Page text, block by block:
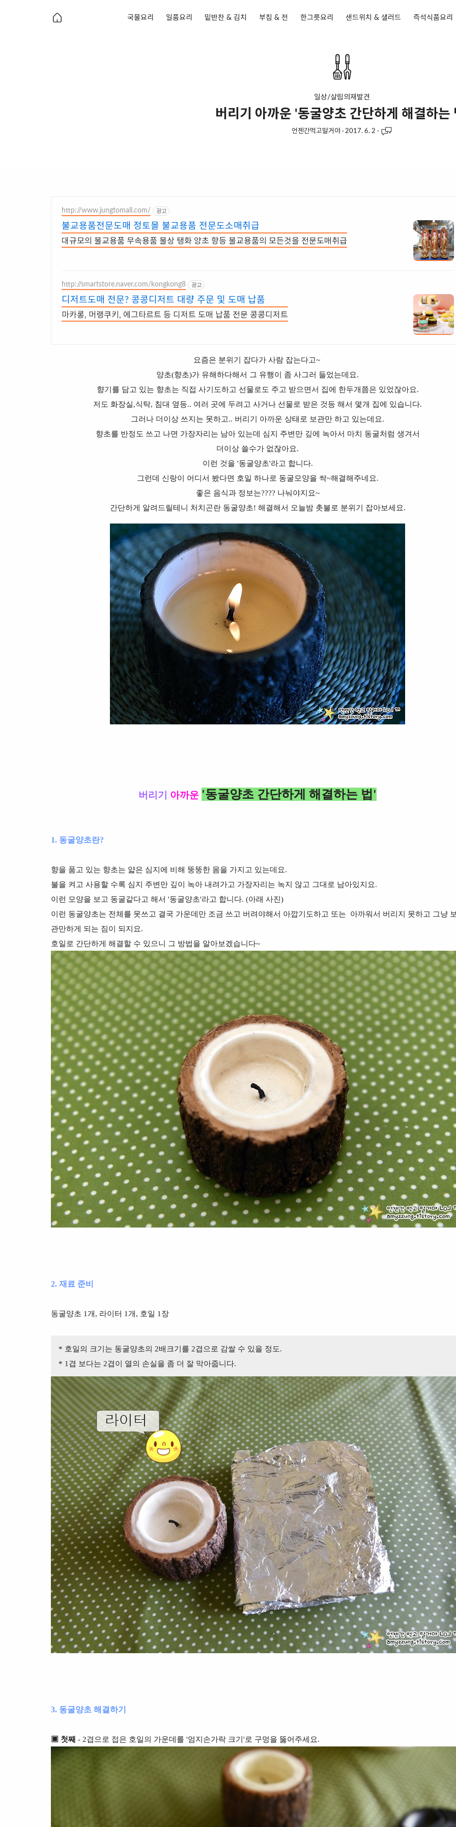
국물요리 일품요리 밑반찬 & 김치 부침 & 전 한그릇요리 샌드위치 & 샐러드 즉석식품요리
일상/살림의재발견
버리기 아까운 '동굴양초 간단하게 해결하는
언젠간먹고말거야· 2017. 6. 2 ·
http://www.jungtomall.com/ 광고
불교용품전문도매 정토몰 불교용품 전문도소매취급
대규모의 불교용품 무속용품 불상 탱화 양초 향등 불교용품의 모든것을 전문도매취급
http://smartstore.naver.com/kongkong8 광고
디저트도매 전문? 콩콩디저트 대량 주문 및 도매 납품
마카롱, 머랭쿠키, 에그타르트 등 디저트 도매 납품 전문 콩콩디저트
요즘은 분위기 잡다가 사람 잡는다고~
양초(향초)가 유해하다해서 그 유행이 좀 사그러 들었는데요.
향기를 담고 있는 향초는 직접 사기도하고 선물로도 주고 받으면서 집에 한두개쯤은 있었잖아요.
저도 화장실,식탁, 침대 옆등.. 여러 곳에 두려고 사거나 선물로 받은 것등 해서 몇개 집에 있습니다.
그러나 더이상 쓰지는 못하고.. 버리기 아까운 상태로 보관만 하고 있는데요.
향초를 반정도 쓰고 나면 가장자리는 남아 있는데 심지 주변만 깊에 녹아서 마치
동굴처럼 생겨서
더이상 쓸수가 없잖아요.
이런 것을 '동굴양초'라고 합니다.
그런데 신랑이 어디서 봤다면 호일 하나로 동굴모양을 싹~해결해주네요.
좋은 음식과 정보는???? 나눠야지요~
간단하게 알려드릴테니 처치곤란 동굴양초! 해결해서 오늘밤 촛불로 분위기 잡아보세요.
버리기 아까운 '동굴양초 간단하게 해결하는 법'
1. 동굴양초란?
향을 품고 있는 향초는 얇은 심지에 비해 뚱뚱한 몸을 가지고 있는데요.
불을 켜고 사용할 수록 심지 주변만 깊이 녹아 내려가고 가장자리는 녹지 않고 그대로 남아있지요.
이런 모양을 보고 동굴같다고 해서 '동굴양초'라고 합니다. (아래 사진)
이런 동굴양초는 전체를 못쓰고 결국 가운데만 조금 쓰고 버려야해서 아깝기도하고 또는 아까워서 버리지 못하고 그냥
관만하게 되는 짐이 되지요.
호일로 간단하게 해결할 수 있으니 그 방법을 알아보겠습니다~
2. 재료 준비
동굴양초 1개, 라이터 1개, 호일 1장
* 호일의 크기는 동굴양초의 2배크기를 2겹으로 감쌀 수 있을 정도.
* 1겹 보다는 2겹이 열의 손실을 좀 더 잘 막아줍니다.
3. 동굴양초 해결하기
▣ 첫째 - 2겹으로 접은 호일의 가운데를 '엄지손가락 크기'로 구멍을 뚫어주세요.